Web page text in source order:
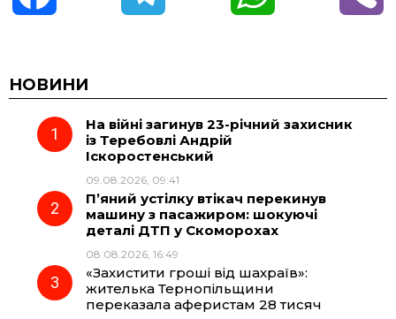
c
e
o
k
e
r
a
m
t
A
p
НОВИНИ
На війні загинув 23-річний захисник
із Теребовлі Андрій
Іскоростенський
09.08.2026, 09:41
П’яний устілку втікач перекинув
машину з пасажиром: шокуючі
деталі ДТП у Скоморохах
08.08.2026, 16:49
«Захистити гроші від шахраїв»:
жителька Тернопільщини
переказала аферистам 28 тисяч